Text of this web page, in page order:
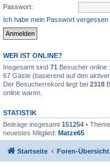
Passwort:
Ich habe mein Passwort vergessen
WER IST ONLINE?
Insgesamt sind 71 Besucher online
67 Gäste (basierend auf den
Der Besucherrekord liegt bei 2318
online waren.
STATISTIK
Beiträge insgesamt 151254 •
neuestes Mitglied: Matze65
Startseite Foren-Übersicht